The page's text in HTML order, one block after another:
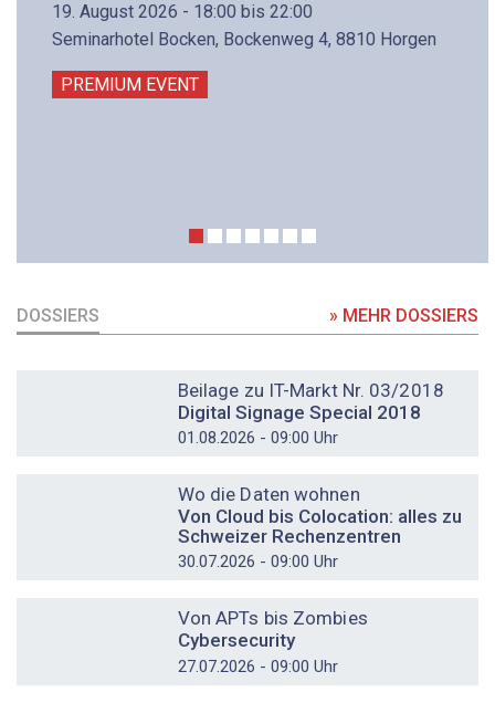
19. August 2026 - 18:00 bis 22:00
Seminarhotel Bocken, Bockenweg 4, 8810 Horgen
PREMIUM EVENT
DOSSIERS » MEHR DOSSIERS
Beilage zu IT-Markt Nr. 03/2018
Digital Signage Special 2018
01.08.2026 - 09:00 Uhr
Wo die Daten wohnen
Von Cloud bis Colocation: alles zu
Schweizer Rechenzentren
30.07.2026 - 09:00 Uhr
Von APTs bis Zombies
Cybersecurity
27.07.2026 - 09:00 Uhr